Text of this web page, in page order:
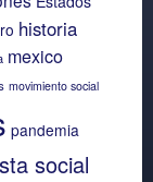
historia
mexico
movimiento social
pandemia
social